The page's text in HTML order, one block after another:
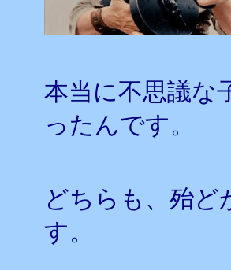
本当に不思議な
ったんです。
どちらも、殆ど
す。